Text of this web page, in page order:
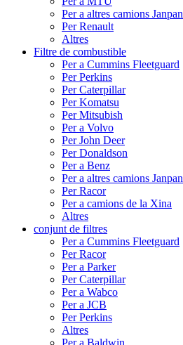
Per a altres camions Janpan
Per Renault
Altres
Filtre de combustible
Per a Cummins Fleetguard
Per Perkins
Per Caterpillar
Per Komatsu
Per Mitsubish
Per a Volvo
Per John Deer
Per Donaldson
Per a Benz
Per a altres camions Janpan
Per Racor
Per a camions de la Xina
Altres
conjunt de filtres
Per a Cummins Fleetguard
Per Racor
Per a Parker
Per Caterpillar
Per a Wabco
Per a JCB
Per Perkins
Altres
Per a Baldwin